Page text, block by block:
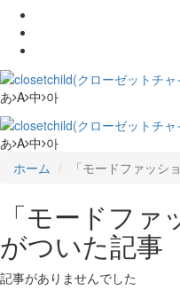
あ A 中 아
あ A 中 아
ホーム
「モードファッシ
「モードフ
がついた記事
記事がありませんでした